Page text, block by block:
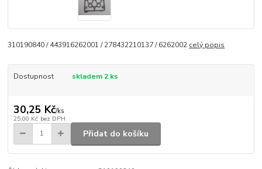
310190840 / 443916262001 / 278432210137 / 6262002 celý popis
Dostupnost skladem 2 ks
30,25 Kč/ks
25,00 Kč bez DPH
Přidat do košíku